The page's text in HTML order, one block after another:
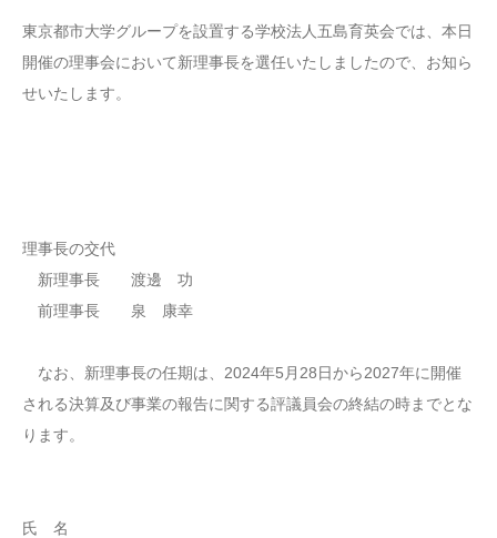
東京都市大学グループを設置する学校法人五島育英会では、本日
開催の理事会において新理事長を選任いたしましたので、お知ら
せいたします。
理事長の交代
新理事長 渡邊 功
前理事長 泉 康幸
なお、新理事長の任期は、2024年5月28日から2027年に開催
される決算及び事業の報告に関する評議員会の終結の時までとな
ります。
氏 名